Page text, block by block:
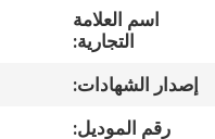
أشرطة
فيديو
اسم العلامة
التجارية:
إصدار الشهادات:
رقم الموديل: